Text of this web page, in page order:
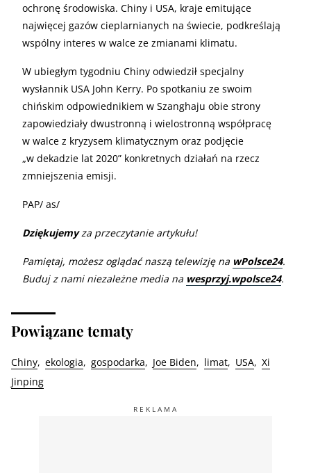
ochronę środowiska. Chiny i USA, kraje emitujące
najwięcej gazów cieplarnianych na świecie, podkreślają
wspólny interes w walce ze zmianami klimatu.
W ubiegłym tygodniu Chiny odwiedził specjalny
wysłannik USA John Kerry. Po spotkaniu ze swoim
chińskim odpowiednikiem w Szanghaju obie strony
zapowiedziały dwustronną i wielostronną współpracę
w walce z kryzysem klimatycznym oraz podjęcie
„w dekadzie lat 2020” konkretnych działań na rzecz
zmniejszenia emisji.
PAP/ as/
Dziękujemyza przeczytanie artykułu!
Pamiętaj, możesz oglądać naszą telewizję na wPolsce24.
Buduj z nami niezależne media na wesprzyj.wpolsce24.
Powiązane tematy
Chiny ekologia gospodarka Joe Biden limat USA Xi
Jinping